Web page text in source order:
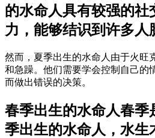
的水命人具有较强的社
力，能够结识到许多人
然而，夏季出生的水命人由于火旺
和急躁。他们需要学会控制自己的
而做出错误的决策。
春季出生的水命人春季
季出生的水命人，水生